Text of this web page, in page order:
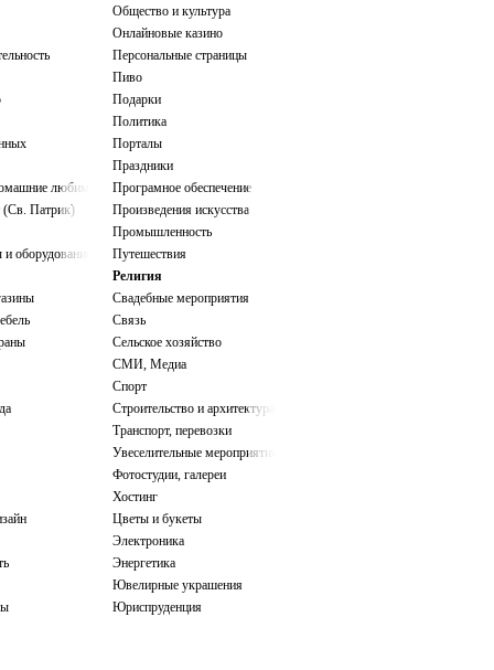
любимцы
(Св. Патрик)
оборудование
Общество и культура
Онлайновые казино
Персональные страницы
Пиво
Подарки
Политика
Порталы
Праздники
Програмное обеспечение
Произведения искусства
Промышленность
Путешествия
Религия
Свадебные мероприятия
Связь
Сельское хозяйство
СМИ, Медиа
Спорт
Строительство и архитектура
Транспорт, перевозки
Увеселительные мероприятия
Фотостудии, галереи
Хостинг
Цветы и букеты
Электроника
Энергетика
Ювелирные украшения
Юриспруденция